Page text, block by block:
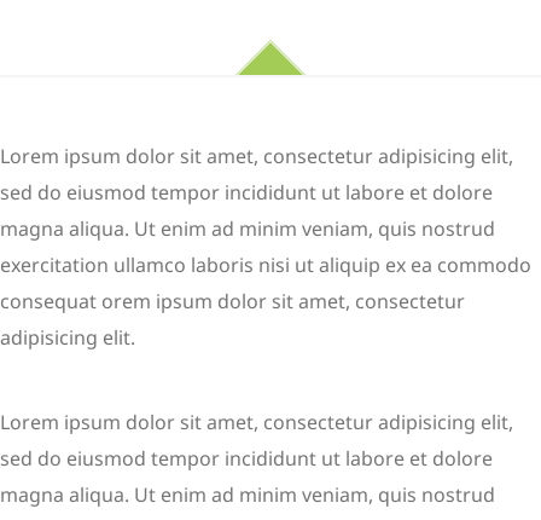
Lorem ipsum dolor sit amet, consectetur adipisicing elit,
sed do eiusmod tempor incididunt ut labore et dolore
magna aliqua. Ut enim ad minim veniam, quis nostrud
exercitation ullamco laboris nisi ut aliquip ex ea commodo
consequat orem ipsum dolor sit amet, consectetur
adipisicing elit.
Lorem ipsum dolor sit amet, consectetur adipisicing elit,
sed do eiusmod tempor incididunt ut labore et dolore
magna aliqua. Ut enim ad minim veniam, quis nostrud